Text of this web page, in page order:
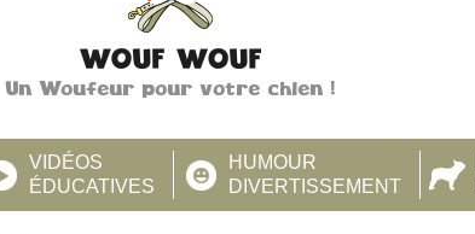
Un Woufeur pour votre chien !
VIDÉOS
ÉDUCATIVES
HUMOUR
DIVERTISSEMENT